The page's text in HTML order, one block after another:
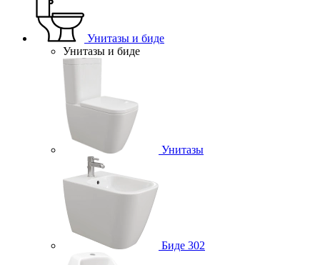
Унитазы и биде
Унитазы и биде
Унитазы
Биде 302